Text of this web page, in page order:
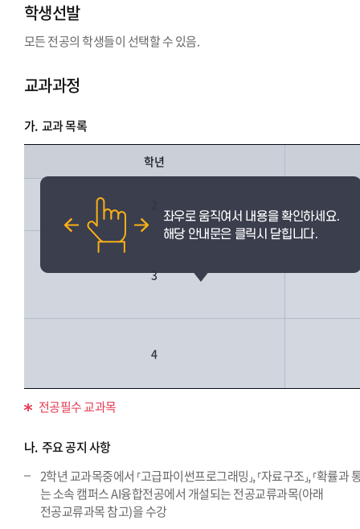
학생선발
모든 전공의 학생들이 선택할 수 있음.
교과과정
가. 교과 목록
학년
3
4
전공필수 교과목
나. 주요 공지 사항
2학년 교과목중에서 ⸢고급파이썬프로그래밍⸥, ⸢자료구조⸥, ⸢확률과
는 소속 캠퍼스 AI융합전공에서 개설되는 전공교류과목(아래
전공교류과목 참고)을 수강